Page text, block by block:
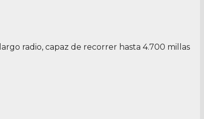
radio, capaz de recorrer hasta 4.700 millas